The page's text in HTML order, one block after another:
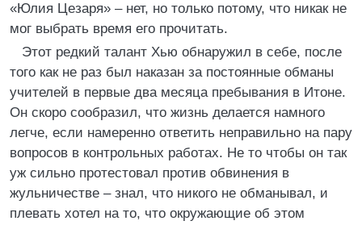
«Юлия Цезаря» – нет, но только потому, что никак не
мог выбрать время его прочитать.
Этот редкий талант Хью обнаружил в себе, после
того как не раз был наказан за постоянные обманы
учителей в первые два месяца пребывания в Итоне.
Он скоро сообразил, что жизнь делается намного
легче, если намеренно ответить неправильно на пару
вопросов в контрольных работах. Не то чтобы он так
уж сильно протестовал против обвинения в
жульничестве – знал, что никого не обманывал, и
плевать хотел на то, что окружающие об этом